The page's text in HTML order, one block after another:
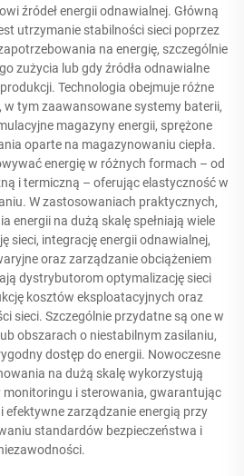
źródeł energii odnawialnej. Główną
utrzymanie stabilności sieci poprzez
na energię, szczególnie
zużycia lub gdy źródła odnawialne
Technologia obejmuje różne
tym zaawansowane systemy baterii,
magazyny energii, sprężone
oparte na magazynowaniu ciepła.
energię w różnych formach – od
i termiczną – oferując elastyczność w
W zastosowaniach praktycznych,
energii na dużą skalę spełniają wiele
sieci, integrację energii odnawialnej,
oraz zarządzanie obciążeniem
dystrybutorom optymalizację sieci
kosztów eksploatacyjnych oraz
sieci. Szczególnie przydatne są one w
obszarach o niestabilnym zasilaniu,
dostęp do energii. Nowoczesne
na dużą skalę wykorzystują
i sterowania, gwarantując
zarządzanie energią przy
standardów bezpieczeństwa i